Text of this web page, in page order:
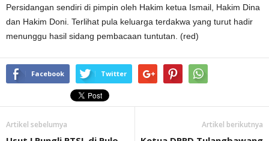
Persidangan sendiri di pimpin oleh Hakim ketua Ismail, Hakim Dina
dan Hakim Doni. Terlihat pula keluarga terdakwa yang turut hadir
menunggu hasil sidang pembacaan tuntutan. (red)
Facebook Twitter
Artikel sebelumya Artikel berikutnya